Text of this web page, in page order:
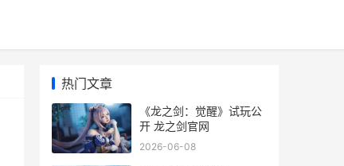
热门文章
《龙之剑：觉醒》试玩公
开 龙之剑官网
2026-06-08